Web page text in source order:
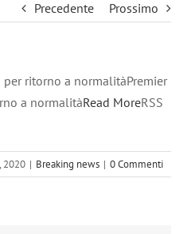
Precedente Prossimo
ritorno a normalitàPremier
a normalitàRead MoreRSS
2020 | Breaking news | 0 Commenti